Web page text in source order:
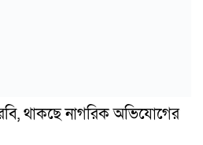
থাকছে নাগরিক অভিযোগের